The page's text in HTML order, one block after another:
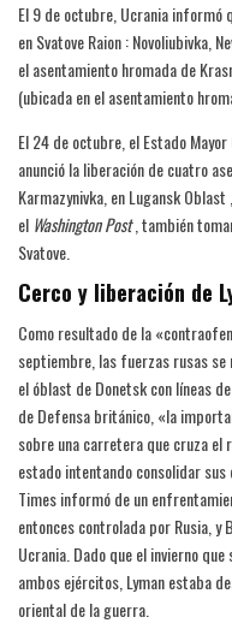
El 9 de octubre, Ucrania informó
en Svatove Raion : Novoliubivka,
el asentamiento hromada de
(ubicada en el asentamiento
El 24 de octubre, el Estado
anunció la liberación de cuatro
Karmazynivka, en Lugansk
el Washington Post, también
Svatove.
Cerco y liberación de
Como resultado de la
septiembre, las fuerzas rusas
el óblast de Donetsk con líneas
de Defensa británico, «la
sobre una carretera que cruza el
estado intentando consolidar
Times informó de un
entonces controlada por Rusia, y
Ucrania. Dado que el invierno
ambos ejércitos, Lyman estaba
oriental de la guerra.